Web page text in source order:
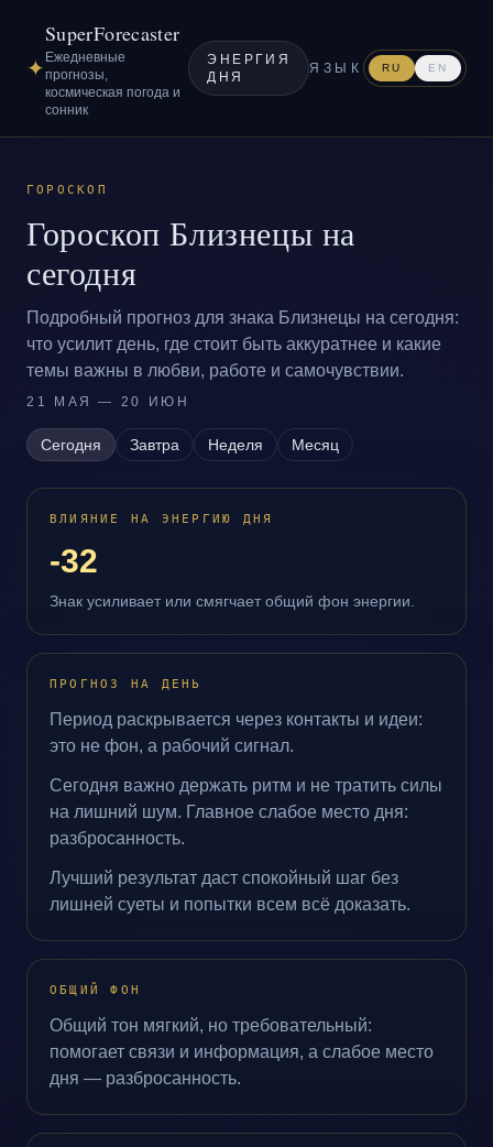
✦
SuperForecaster
Ежедневные
прогнозы,
космическая погода и
сонник
ЭНЕРГИЯ
ДНЯ
ЯЗЫК RU EN
ГОРОСКОП
Гороскоп Близнецы на
сегодня
Подробный прогноз для знака Близнецы на сегодня:
что усилит день, где стоит быть аккуратнее и какие
темы важны в любви, работе и самочувствии.
21 МАЯ — 20 ИЮН
Сегодня Завтра Неделя Месяц
ВЛИЯНИЕ НА ЭНЕРГИЮ ДНЯ
-32
Знак усиливает или смягчает общий фон энергии.
ПРОГНОЗ НА ДЕНЬ
Период раскрывается через контакты и идеи:
это не фон, а рабочий сигнал.
Сегодня важно держать ритм и не тратить силы
на лишний шум. Главное слабое место дня:
разбросанность.
Лучший результат даст спокойный шаг без
лишней суеты и попытки всем всё доказать.
ОБЩИЙ ФОН
Общий тон мягкий, но требовательный:
помогает связи и информация, а слабое место
дня — разбросанность.